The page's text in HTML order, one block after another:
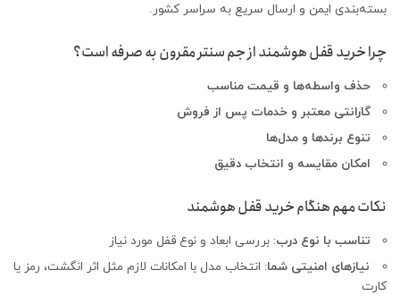
بسته‌بندی ایمن و ارسال سریع به سراسر کشور.
چرا خرید قفل هوشمند از جم سنتر مقرون به صرفه است؟
حذف واسطه‌ها و قیمت مناسب
گارانتی معتبر و خدمات پس از فروش
تنوع برندها و مدل‌ها
امکان مقایسه و انتخاب دقیق
نکات مهم هنگام خرید قفل هوشمند
تناسب با نوع درب: بررسی ابعاد و نوع قفل مورد نیاز
نیازهای امنیتی شما: انتخاب مدل با امکانات لازم مثل اثر انگشت، رمز یا
کارت